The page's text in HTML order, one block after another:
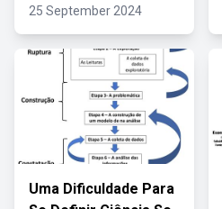
25 September 2024
Uma Dificuldade Para